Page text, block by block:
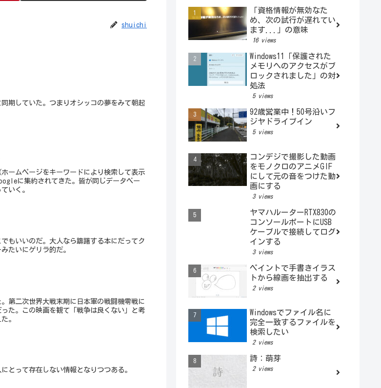
shuichi
期していた。つまりオシッコの夢をみて朝起
ームページをキーワードにより検索して表示
に集約されてきた。皆が同じデータベー
いく。
もいいのだ。大人なら躊躇する本にだってク
たいにゲリラ的だ。
第二次世界大戦末期に日本軍の戦闘機零戦に
た。この映画を観て「戦争は良くない」と考
。
とって存在しない情報となりつつある。
「資格情報が無効なた
め、次の試行が遅れてい
ます...」の意味
16 views
Windows11「保護された
メモリへのアクセスがブ
ロックされました」の対
処法
5 views
92歳営業中！50号沿いフ
ジヤドライブイン
5 views
コンデジで撮影した動画
をモノクロのアニメGIF
にして元の音をつけた動
画にする
3 views
ヤマハルーターRTX830の
コンソールポートにUSB
ケーブルで接続してログ
インする
3 views
ペイントで手書きイラス
トから線画を抽出する
2 views
Windowsでファイル名に
完全一致するファイルを
検索したい
2 views
詩：萌芽
2 views